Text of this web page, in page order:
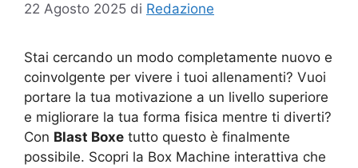
22 Agosto 2025 di Redazione
Stai cercando un modo completamente nuovo e
coinvolgente per vivere i tuoi allenamenti? Vuoi
portare la tua motivazione a un livello superiore
e migliorare la tua forma fisica mentre ti diverti?
Con Blast Boxe tutto questo è finalmente
possibile. Scopri la Box Machine interattiva che